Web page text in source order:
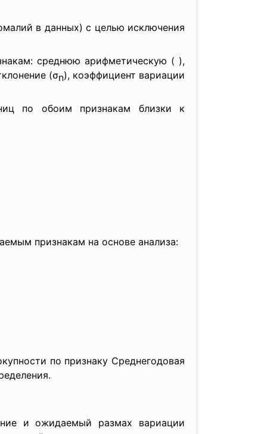
в данных) с целью исключения
среднюю арифметическую ( ),
(σn), коэффициент вариации
по обоим признакам близки к
признакам на основе анализа:
по признаку Среднегодовая
и ожидаемый размах вариации